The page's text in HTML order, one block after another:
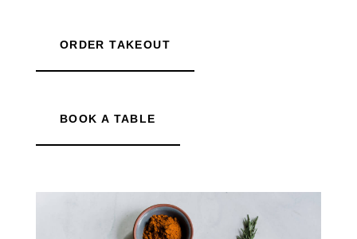
ORDER TAKEOUT
BOOK A TABLE